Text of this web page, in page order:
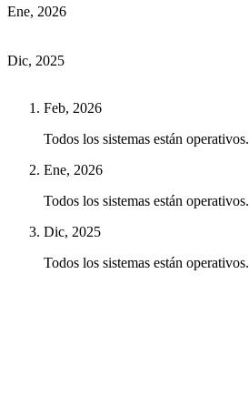
Ene, 2026
Dic, 2025
Feb, 2026
Todos los sistemas están operativos.
Ene, 2026
Todos los sistemas están operativos.
Dic, 2025
Todos los sistemas están operativos.